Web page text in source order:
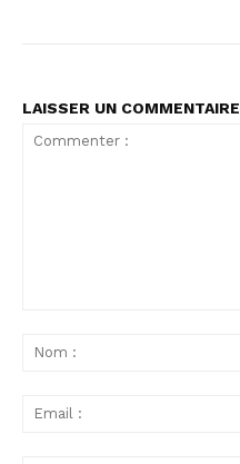
LAISSER UN COMMENTAIRE